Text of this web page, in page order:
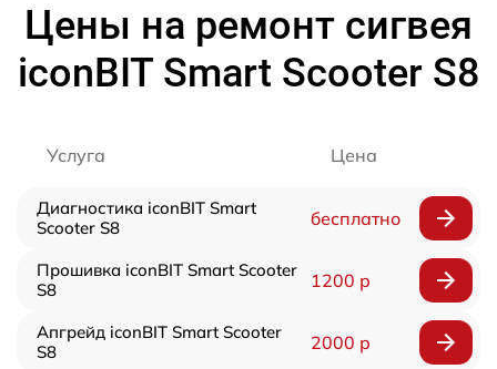
Цены на ремонт сигвея
iconBIT Smart Scooter S8
Услуга Цена
Диагностика iconBIT Smart
Scooter S8
бесплатно
Прошивка iconBIT Smart Scooter
S8
1200 р
Апгрейд iconBIT Smart Scooter
S8
2000 р